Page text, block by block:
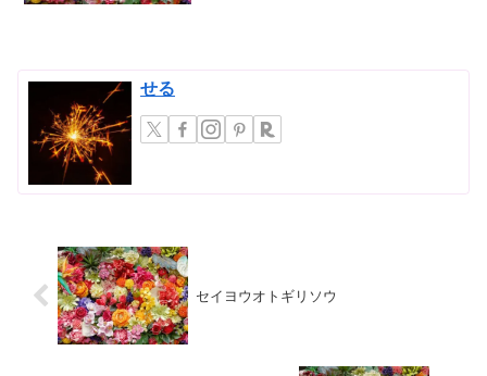
せる
セイヨウオトギリソウ